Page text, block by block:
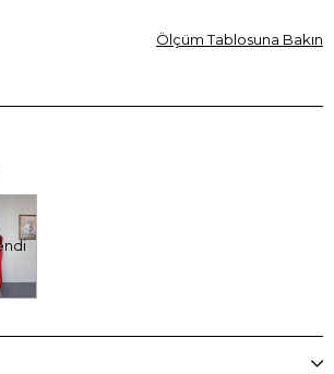
Ölçüm Tablosuna Bakın